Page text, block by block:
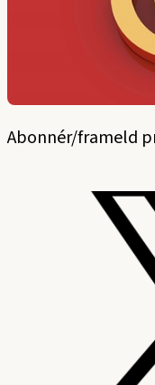
Abonnér/frameld